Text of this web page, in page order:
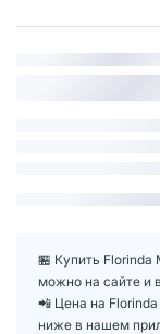
🏪 Купить
можно на сайте и
📲 Цена на
ниже в нашем